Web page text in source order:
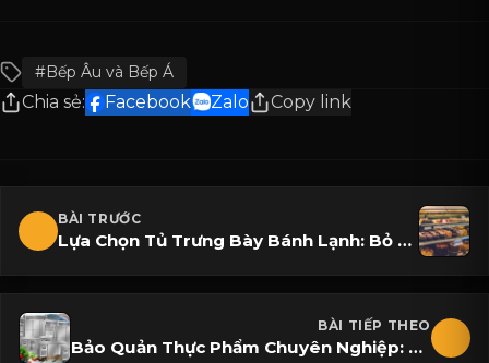
#Bếp Âu và Bếp Á
Chia sẻ: Facebook Zalo Copy link
BÀI TRƯỚC
Lựa Chọn Tủ Trưng Bày Bánh Lạnh: Bỏ Túi 5 Bí Quyết Và Kinh Nghiệm Cho Các Tiệm Bánh Hiện Nay
BÀI TIẾP THEO
Bảo Quản Thực Phẩm Chuyên Nghiệp: Tủ Bảo Quản Công Nghiệp Là Gì?